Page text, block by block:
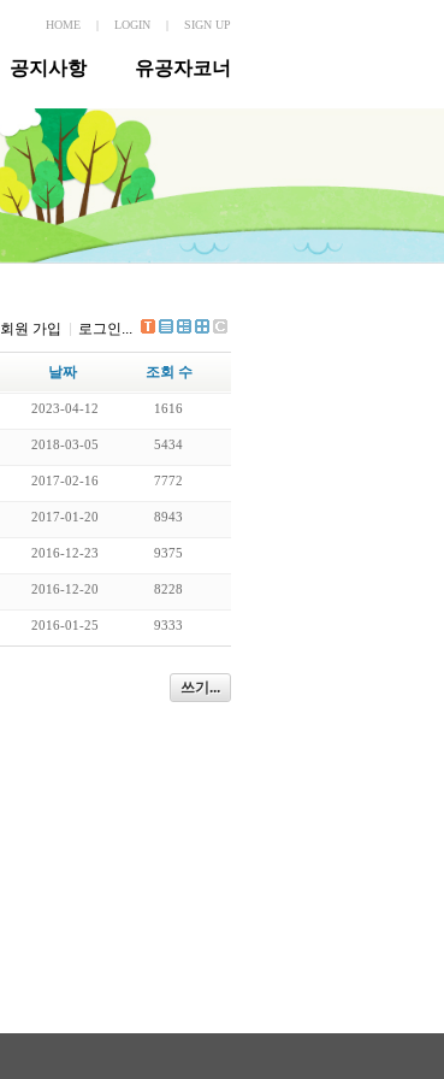
HOME | LOGIN | SIGN UP
공지사항 유공자코너
회원 가입 로그인...
날짜 조회 수
2023-04-12 1616
2018-03-05 5434
2017-02-16 7772
2017-01-20 8943
2016-12-23 9375
2016-12-20 8228
2016-01-25 9333
쓰기...